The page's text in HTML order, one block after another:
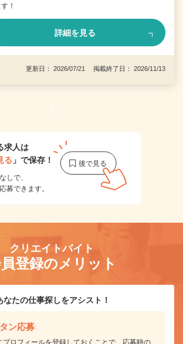
！
詳細を見る
更新日： 2026/07/21 掲載終了日： 2026/11/13
1
求人は
る 」で保存！
しで、
募できます。
クリエイトバイト
登録のメリット
たの仕事探しをアシスト！
ン応募